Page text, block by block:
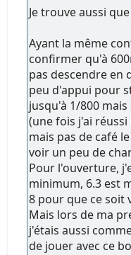
Je trouve aussi
Ayant la même
confirmer qu'à
pas descendre en
peu d'appui pour
jusqu'à 1/800
(une fois j'ai
mais pas de café
voir un peu de
Pour l'ouverture,
minimum, 6.3 est
8 pour que ce soit
Mais lors de ma
j'étais aussi
de jouer avec ce